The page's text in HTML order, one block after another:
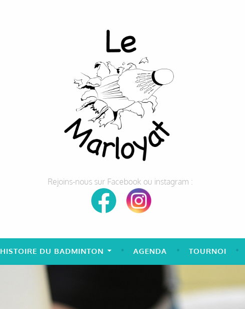
Rejoins-nous sur Facebook ou instagram :
HISTOIRE DU BADMINTON AGENDA TOURNOI